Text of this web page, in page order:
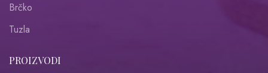
Brčko
Tuzla
PROIZVODI